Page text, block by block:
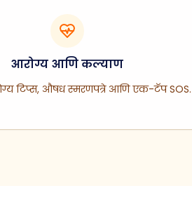
आरोग्य आणि कल्याण
टिप्स, औषध स्मरणपत्रे आणि एक-टॅप SOS.